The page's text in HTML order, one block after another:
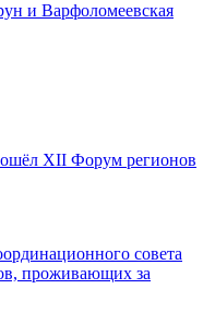
и Варфоломеевская
XII Форум регионов
совета
проживающих за